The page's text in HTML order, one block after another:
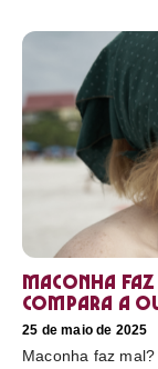
Maconha
compara a
25 de maio de 2025
Maconha faz